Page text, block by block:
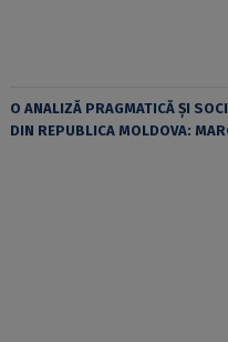
O ANALIZĂ PRAGMATICĂ ȘI
DIN REPUBLICA MOLDOVA: